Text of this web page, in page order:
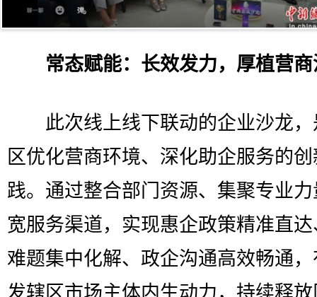
常态赋能：长效发力，厚植营
此次线上线下联动的企业沙龙，
区优化营商环境、深化助企服务的
践。通过整合部门资源、集聚专业
宽服务渠道，实现惠企政策精准直
难题集中化解、政企沟通高效畅通
发辖区市场主体内生动力，持续释